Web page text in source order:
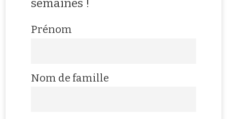
semaines !
Prénom
Nom de famille